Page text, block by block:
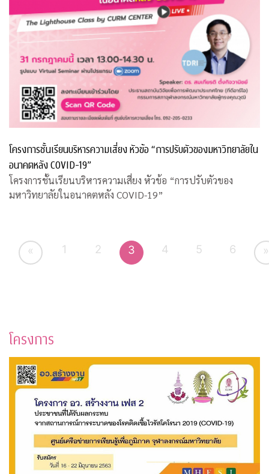
โครงการชั้นเรียนบริหารความเสี่ยง หัวข้อ “การปรับตัวของมหาวิทยาลัยใน
อนาคตหลัง COVID-19”
โครงการชั้นเรียนบริหารความเสี่ยง หัวข้อ “การปรับตัวของ
มหาวิทยาลัยในอนาคตหลัง COVID-19”
« 1 2 3 4 5 6 »
โครงการ